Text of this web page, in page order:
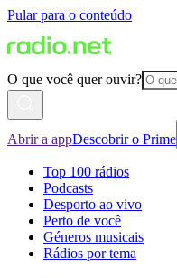
Pular para o conteúdo
O que você quer ouvir?
Abrir a appDescobrir o Prime
Top 100 rádios
Podcasts
Desporto ao vivo
Perto de você
Géneros musicais
Rádios por tema